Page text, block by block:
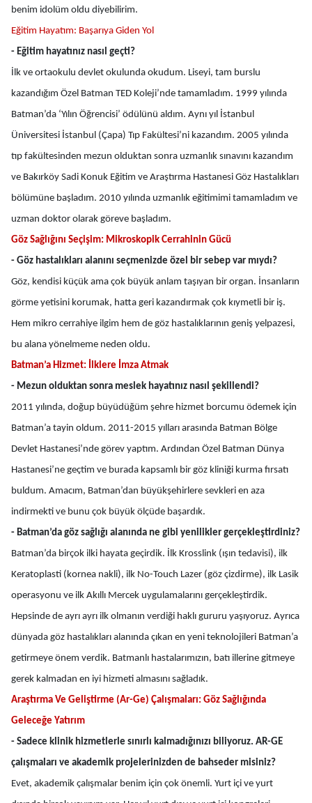
benim idolüm oldu diyebilirim.
Eğitim Hayatım: Başarıya Giden Yol
- Eğitim hayatınız nasıl geçti?
İlk ve ortaokulu devlet okulunda okudum. Liseyi, tam burslu
kazandığım Özel Batman TED Koleji’nde tamamladım. 1999 yılında
Batman’da ‘Yılın Öğrencisi’ ödülünü aldım. Aynı yıl İstanbul
Üniversitesi İstanbul (Çapa) Tıp Fakültesi’ni kazandım. 2005 yılında
tıp fakültesinden mezun olduktan sonra uzmanlık sınavını kazandım
ve Bakırköy Sadi Konuk Eğitim ve Araştırma Hastanesi Göz Hastalıkları
bölümüne başladım. 2010 yılında uzmanlık eğitimimi tamamladım ve
uzman doktor olarak göreve başladım.
Göz Sağlığını Seçişim: Mikroskopik Cerrahinin Gücü
- Göz hastalıkları alanını seçmenizde özel bir sebep var mıydı?
Göz, kendisi küçük ama çok büyük anlam taşıyan bir organ. İnsanların
görme yetisini korumak, hatta geri kazandırmak çok kıymetli bir iş.
Hem mikro cerrahiye ilgim hem de göz hastalıklarının geniş yelpazesi,
bu alana yönelmeme neden oldu.
Batman’a Hizmet: İlklere İmza Atmak
- Mezun olduktan sonra meslek hayatınız nasıl şekillendi?
2011 yılında, doğup büyüdüğüm şehre hizmet borcumu ödemek için
Batman’a tayin oldum. 2011-2015 yılları arasında Batman Bölge
Devlet Hastanesi’nde görev yaptım. Ardından Özel Batman Dünya
Hastanesi’ne geçtim ve burada kapsamlı bir göz kliniği kurma fırsatı
buldum. Amacım, Batman’dan büyükşehirlere sevkleri en aza
indirmekti ve bunu çok büyük ölçüde başardık.
- Batman’da göz sağlığı alanında ne gibi yenilikler gerçekleştirdiniz?
Batman’da birçok ilki hayata geçirdik. İlk Krosslink (ışın tedavisi), ilk
Keratoplasti (kornea nakli), ilk No-Touch Lazer (göz çizdirme), ilk Lasik
operasyonu ve ilk Akıllı Mercek uygulamalarını gerçekleştirdik.
Hepsinde de ayrı ayrı ilk olmanın verdiği haklı gururu yaşıyoruz. Ayrıca
dünyada göz hastalıkları alanında çıkan en yeni teknolojileri Batman’a
getirmeye önem verdik. Batmanlı hastalarımızın, batı illerine gitmeye
gerek kalmadan en iyi hizmeti almasını sağladık.
Araştırma Ve Geliştirme (Ar-Ge) Çalışmaları: Göz Sağlığında
Geleceğe Yatırım
- Sadece klinik hizmetlerle sınırlı kalmadığınızı biliyoruz. AR-GE
çalışmaları ve akademik projelerinizden de bahseder misiniz?
Evet, akademik çalışmalar benim için çok önemli. Yurt içi ve yurt